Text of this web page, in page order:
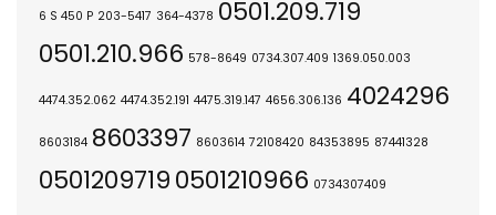
6 S 450 P 203-5417 364-4378 0501.209.719
0501.210.966 578-8649 0734.307.409 1369.050.003
4474.352.062 4474.352.191 4475.319.147 4656.306.136 4024296
8603184 8603397 8603614 72108420 84353895 87441328
05012097190501210966 0734307409